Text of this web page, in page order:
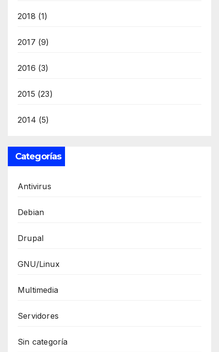
2018 (1)
2017 (9)
2016 (3)
2015 (23)
2014 (5)
Categorías
Antivirus
Debian
Drupal
GNU/Linux
Multimedia
Servidores
Sin categoría